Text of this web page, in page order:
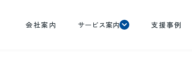
会社案内 サービス案内 支援事例